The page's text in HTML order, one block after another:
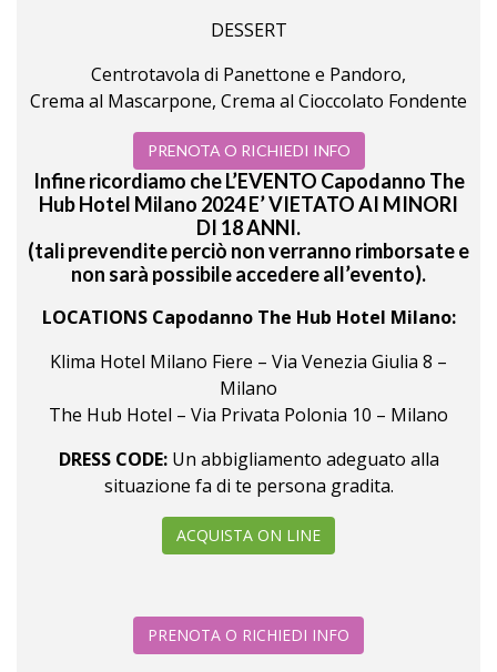
DESSERT
Centrotavola di Panettone e Pandoro,
Crema al Mascarpone, Crema al Cioccolato Fondente
PRENOTA O RICHIEDI INFO
Infine ricordiamo che L’EVENTO Capodanno The
Hub Hotel Milano 2024 E’ VIETATO AI MINORI
DI 18 ANNI.
(tali prevendite perciò non verranno rimborsate e
non sarà possibile accedere all’evento).
LOCATIONS Capodanno The Hub Hotel Milano:
Klima Hotel Milano Fiere – Via Venezia Giulia 8 –
Milano
The Hub Hotel – Via Privata Polonia 10 – Milano
DRESS CODE: Un abbigliamento adeguato alla
situazione fa di te persona gradita.
ACQUISTA ON LINE
PRENOTA O RICHIEDI INFO